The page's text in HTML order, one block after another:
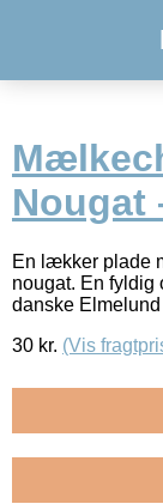
Nougat
En lækker plade
nougat. En
danske
30 kr. (Vis